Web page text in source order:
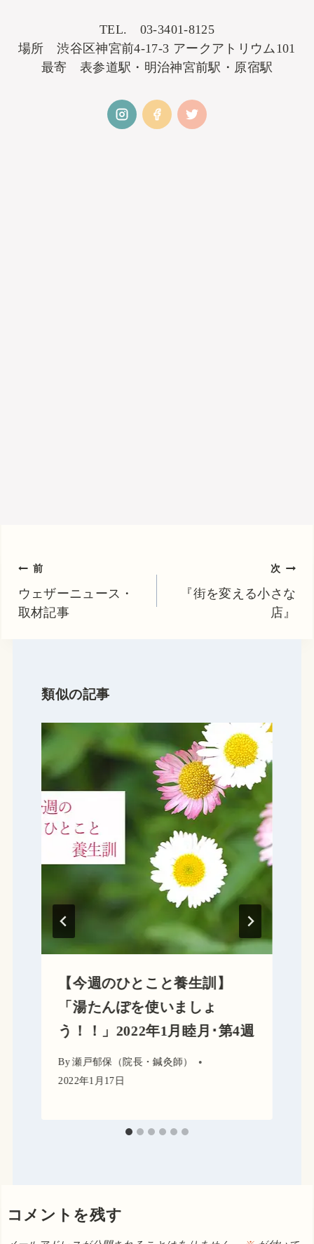
TEL. 03-3401-8125
場所 渋谷区神宮前4-17-3 アークアトリウム101
最寄 表参道駅・明治神宮前駅・原宿駅
投
稿
ナ
前
ウェザーニュース・
取材記事
次
『街を変える小さな
店』
類似の記事
【今週のひとこと養生訓】
「湯たんぽを使いましょ
う！！」2022年1月睦月･第4週
By瀬戸郁保（院長・鍼灸師）
2022年1月17日
コメントを残す